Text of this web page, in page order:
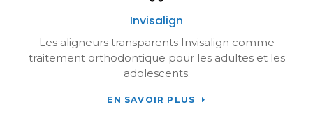
Invisalign
Les aligneurs transparents Invisalign comme
traitement orthodontique pour les adultes et les
adolescents.
EN SAVOIR PLUS